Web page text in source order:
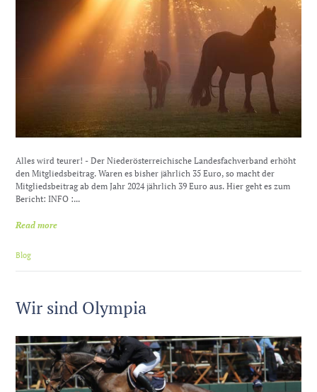
Alles wird teurer! - Der Niederösterreichische Landesfachverband erhöht
den Mitgliedsbeitrag. Waren es bisher jährlich 35 Euro, so macht der
Mitgliedsbeitrag ab dem Jahr 2024 jährlich 39 Euro aus. Hier geht es zum
Bericht: INFO :...
Read more
Blog
Wir sind Olympia